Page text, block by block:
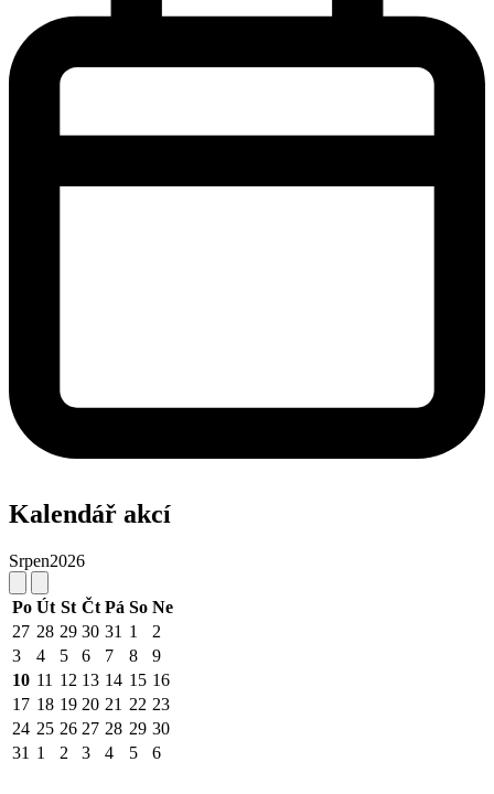
Kalendář akcí
Srpen2026
Po Út St Čt Pá So Ne
27 28 29 30 31 1
2
3
4 5 6 7 8
9
10 11 12 13 14 15 16
17 18 19 20 21 22 23
24 25 26 27 28 29 30
31 1 2 3 4 5 6